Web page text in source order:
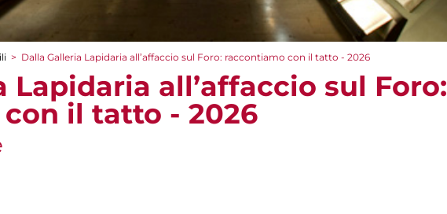
> Dalla Galleria Lapidaria all’affaccio sul Foro: raccontiamo con il tatto - 2026
Lapidaria all’affaccio sul Foro:
il tatto - 2026